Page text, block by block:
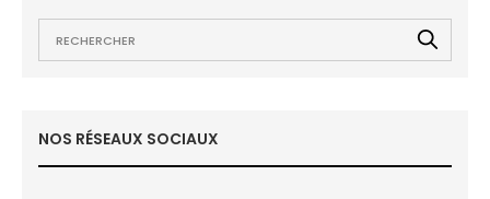
NOS RÉSEAUX SOCIAUX